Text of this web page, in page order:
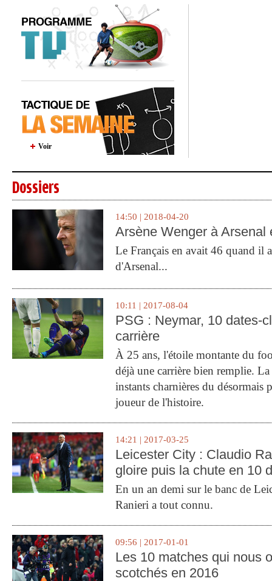
Voir
Dossiers
14:50 | 2018-04-20
Arsène Wenger à Arsenal
Le Français en avait 46 quand il
d'Arsenal...
10:11 | 2017-08-04
PSG : Neymar, 10 dates-
carrière
À 25 ans, l'étoile montante du
déjà une carrière bien remplie.
instants charnières du désormais
joueur de l'histoire.
14:21 | 2017-03-25
Leicester City : Claudio
gloire puis la chute en 10
En un an demi sur le banc de
Ranieri a tout connu.
09:56 | 2017-01-01
Les 10 matches qui nous
scotchés en 2016